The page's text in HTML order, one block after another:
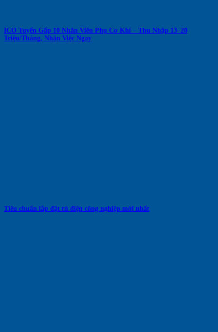
ICO Tuyển Gấp 10 Nhân Viên Phụ Cơ Khí – Thu Nhập 13–20
Triệu/Tháng, Nhận Việc Ngay
Tiêu chuẩn lắp đặt tủ điện công nghiệp mới nhất